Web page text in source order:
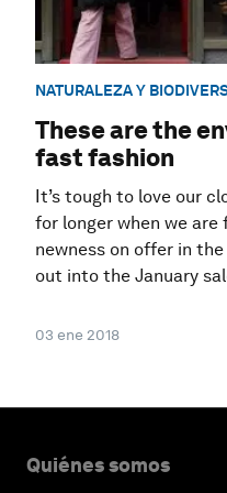
NATURALEZA Y
These are the
fast fashion
It’s tough to love our
for longer when we
newness on offer in
out into the January
03 ene 2018
Quiénes somos